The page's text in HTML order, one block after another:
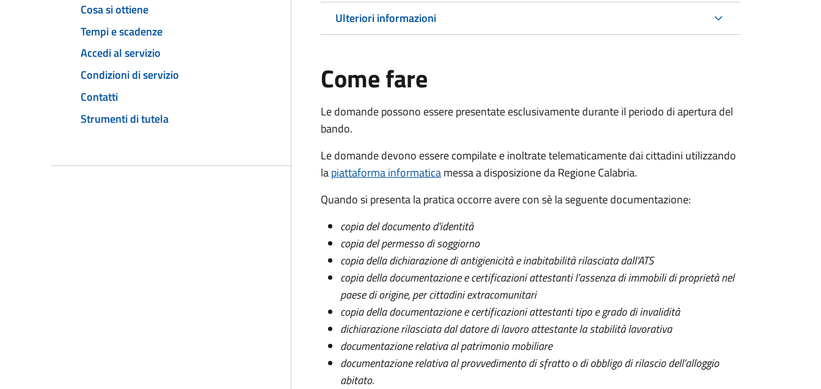
Cosa si ottiene
Tempi e scadenze
Accedi al servizio
Condizioni di servizio
Contatti
Strumenti di tutela
Ulteriori informazioni
Come fare
Le domande possono essere presentate esclusivamente durante il periodo di apertura del
bando.
Le domande devono essere compilate e inoltrate telematicamente dai cittadini utilizzando
lapiattaforma informaticamessa a disposizione da Regione Calabria.
Quando si presenta la pratica occorre avere con sè la seguente documentazione:
copia del documento d'identità
copia del permesso di soggiorno
copia della dichiarazione di antigienicità e inabitabilità rilasciata dall'ATS
copia della documentazione e certificazioni attestanti l’assenza di immobili di proprietà nel
paese di origine, per cittadini extracomunitari
copia della documentazione e certificazioni attestanti tipo e grado di invalidità
dichiarazione rilasciata dal datore di lavoro attestante la stabilità lavorativa
documentazione relativa al patrimonio mobiliare
documentazione relativa al provvedimento di sfratto o di obbligo di rilascio dell'alloggio
abitato.